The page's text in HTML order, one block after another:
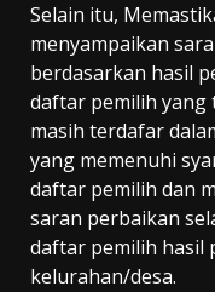
Selain itu,
menyampaikan
berdasarkan hasil
daftar pemilih yang
masih terdafar
yang memenuhi
daftar pemilih dan
saran perbaikan
daftar pemilih hasil
kelurahan/desa.